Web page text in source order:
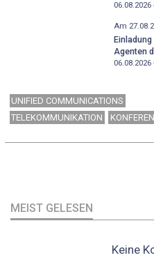
06.08.2026
Am
Einladung
Agenten
06.08.2026
UNIFIED COMMUNICATIONS
TELEKOMMUNIKATION
MEIST GELESEN
Keine